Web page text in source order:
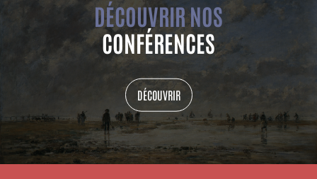
DÉCOUVRIR NOS
CONFÉRENCES
DÉCOUVRIR